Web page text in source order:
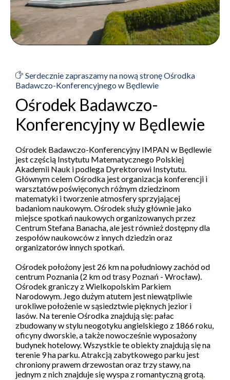
Serdecznie zapraszamy na nową stronę Ośrodka
Badawczo-Konferencyjnego w Będlewie
Ośrodek Badawczo-
Konferencyjny w Będlewie
Ośrodek Badawczo-Konferencyjny IMPAN w Będlewie
jest częścią Instytutu Matematycznego Polskiej
Akademii Nauk i podlega Dyrektorowi Instytutu.
Głównym celem Ośrodka jest organizacja konferencji i
warsztatów poświęconych różnym dziedzinom
matematyki i tworzenie atmosfery sprzyjającej
badaniom naukowym. Ośrodek służy głównie jako
miejsce spotkań naukowych organizowanych przez
Centrum Stefana Banacha, ale jest również dostępny dla
zespołów naukowców z innych dziedzin oraz
organizatorów innych spotkań.
Ośrodek położony jest 26 km na południowy zachód od
centrum Poznania (2 km od trasy Poznań - Wrocław).
Ośrodek graniczy z Wielkopolskim Parkiem
Narodowym. Jego dużym atutem jest niewątpliwie
urokliwe położenie w sąsiedztwie pięknych jezior i
lasów. Na terenie Ośrodka znajdują się: pałac
zbudowany w stylu neogotyku angielskiego z 1866 roku,
oficyny dworskie, a także nowocześnie wyposażony
budynek hotelowy. Wszystkie te obiekty znajdują się na
terenie 9 ha parku. Atrakcją zabytkowego parku jest
chroniony prawem drzewostan oraz trzy stawy, na
jednym z nich znajduje się wyspa z romantyczną grotą.